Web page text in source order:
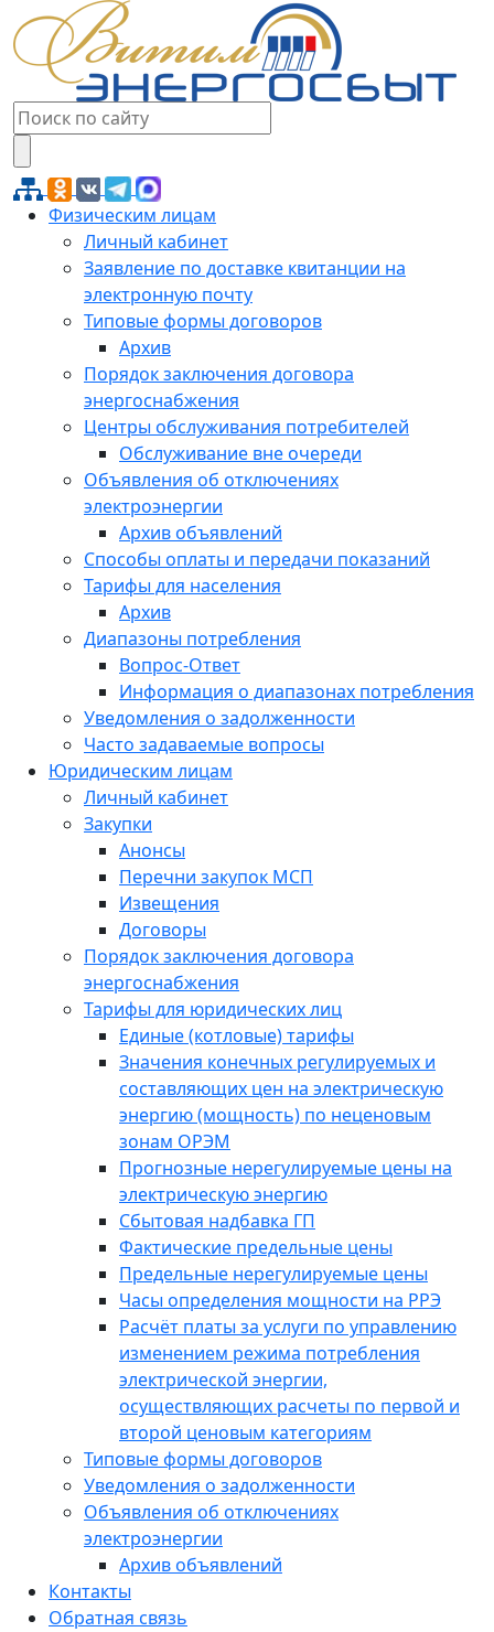
Физическим лицам
Личный кабинет
Заявление по доставке квитанции на
электронную почту
Типовые формы договоров
Архив
Порядок заключения договора
энергоснабжения
Центры обслуживания потребителей
Обслуживание вне очереди
Объявления об отключениях
электроэнергии
Архив объявлений
Способы оплаты и передачи показаний
Тарифы для населения
Архив
Диапазоны потребления
Вопрос-Ответ
Информация о диапазонах потребления
Уведомления о задолженности
Часто задаваемые вопросы
Юридическим лицам
Личный кабинет
Закупки
Анонсы
Перечни закупок МСП
Извещения
Договоры
Порядок заключения договора
энергоснабжения
Тарифы для юридических лиц
Единые (котловые) тарифы
Значения конечных регулируемых и
составляющих цен на электрическую
энергию (мощность) по неценовым
зонам ОРЭМ
Прогнозные нерегулируемые цены на
электрическую энергию
Сбытовая надбавка ГП
Фактические предельные цены
Предельные нерегулируемые цены
Часы определения мощности на РРЭ
Расчёт платы за услуги по управлению
изменением режима потребления
электрической энергии,
осуществляющих расчеты по первой и
второй ценовым категориям
Типовые формы договоров
Уведомления о задолженности
Объявления об отключениях
электроэнергии
Архив объявлений
Контакты
Обратная связь